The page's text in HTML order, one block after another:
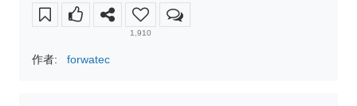
1,910
作者: forwatec